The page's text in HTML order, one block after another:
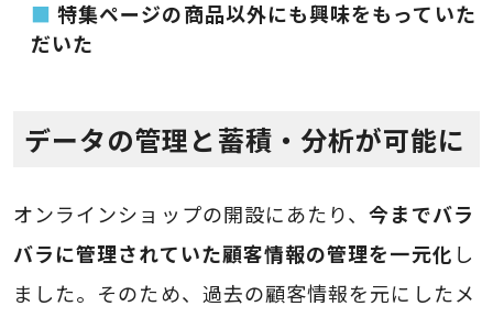
特集ページの商品以外にも興味をもっていた
だいた
データの管理と蓄積・分析が可能に
オンラインショップの開設にあたり、今までバラ
バラに管理されていた顧客情報の管理を一元化 し
ました。そのため、過去の顧客情報を元にしたメ